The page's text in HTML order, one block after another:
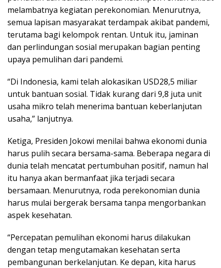
melambatnya kegiatan perekonomian. Menurutnya,
semua lapisan masyarakat terdampak akibat pandemi,
terutama bagi kelompok rentan. Untuk itu, jaminan
dan perlindungan sosial merupakan bagian penting
upaya pemulihan dari pandemi.
“Di Indonesia, kami telah alokasikan USD28,5 miliar
untuk bantuan sosial. Tidak kurang dari 9,8 juta unit
usaha mikro telah menerima bantuan keberlanjutan
usaha,” lanjutnya.
Ketiga, Presiden Jokowi menilai bahwa ekonomi dunia
harus pulih secara bersama-sama. Beberapa negara di
dunia telah mencatat pertumbuhan positif, namun hal
itu hanya akan bermanfaat jika terjadi secara
bersamaan. Menurutnya, roda perekonomian dunia
harus mulai bergerak bersama tanpa mengorbankan
aspek kesehatan.
“Percepatan pemulihan ekonomi harus dilakukan
dengan tetap mengutamakan kesehatan serta
pembangunan berkelanjutan. Ke depan, kita harus